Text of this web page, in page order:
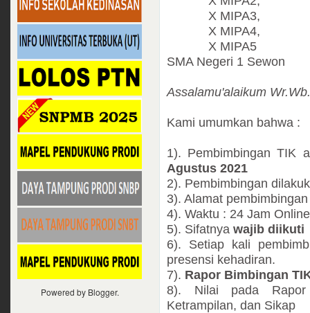
Powered by Blogger.
X MIPA3,
X MIPA4,
X MIPA5
SMA Negeri 1 Sewon
Assalamu'alaikum Wr.Wb.
Kami umumkan bahwa :
1). Pembimbingan TIK
Agustus 2021
2). Pembimbingan
3). Alamat
4). Waktu : 24 Jam Online
5). Sifatnya wajib diikuti
6). Setiap kali
presensi kehadiran.
7). Rapor Bimbingan
8). Nilai pada Rapor
Ketrampilan, dan Sikap